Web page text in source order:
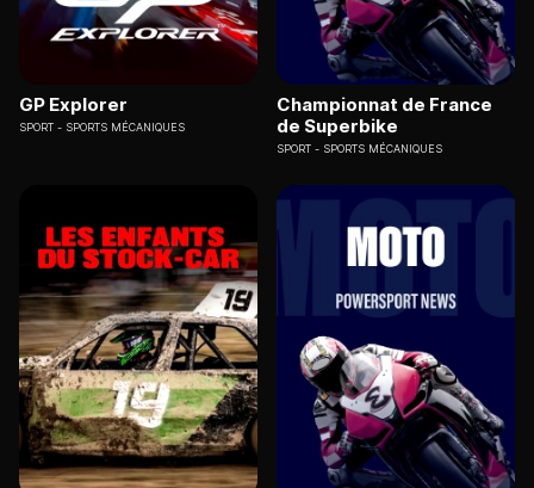
GP Explorer
SPORT SPORTS MÉCANIQUES
Championnat de France
de Superbike
SPORT SPORTS MÉCANIQUES